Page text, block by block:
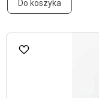
Do koszyka